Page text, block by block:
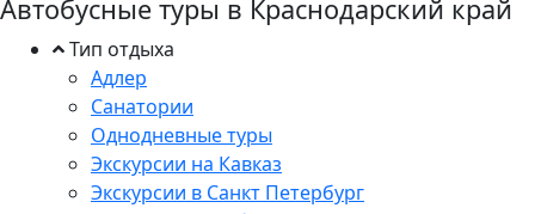
Автобусные туры в Краснодарский край
Тип отдыха
Адлер
Санатории
Однодневные туры
Экскурсии на Кавказ
Экскурсии в Санкт Петербург